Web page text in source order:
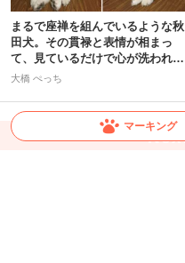
マーキング
まるで座禅を組んでいるような秋
田犬。その貫禄と表情が相まっ
て、見ているだけで心が洗われ
る！？
大橋 ぺっち